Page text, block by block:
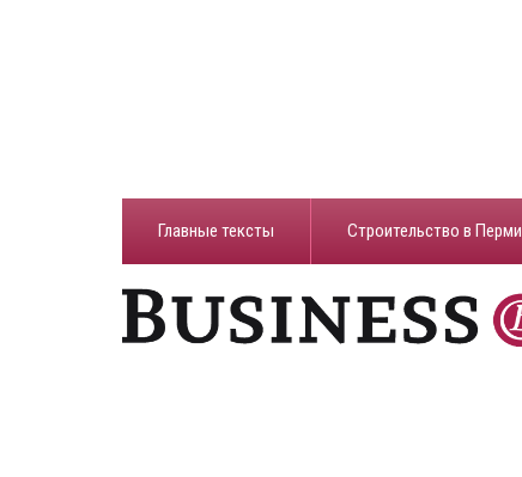
Главные тексты Строительство в Перми